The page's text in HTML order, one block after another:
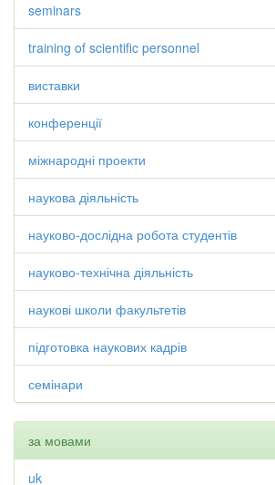
seminars
training of scientific personnel
виставки
конференції
міжнародні проекти
наукова діяльність
науково-дослідна робота студентів
науково-технічна діяльність
наукові школи факультетів
підготовка наукових кадрів
семінари
за мовами
uk